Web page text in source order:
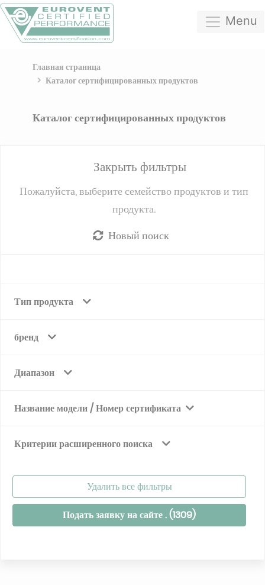
Menu
Главная страница
Каталог сертифицированных продуктов
Каталог сертифицированных продуктов
Закрыть фильтры
Пожалуйста, выберите семейство продуктов и тип
продукта.
Новый поиск
Тип продукта
бренд
Диапазон
Название модели / Номер сертификата
Критерии расширенного поиска
Удалить все фильтры
Подать заявку на сайте . (1309)